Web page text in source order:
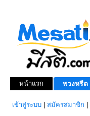
หน้าแรก พวงหรีด
เข้าสู่ระบบ สมัครสมาชิก